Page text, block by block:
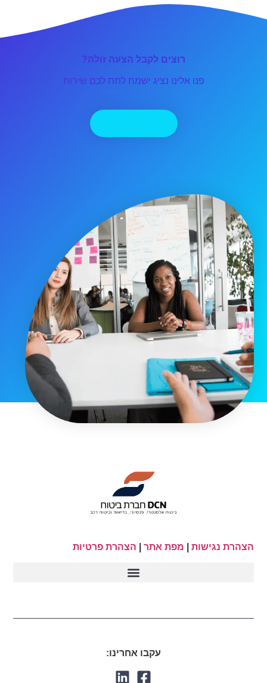
רוצים לקבל הצעה זולה?
פנו אלינו נציג ישמח לתת לכם שירות
הצהרת נגישות| מפת אתר| הצהרת פרטיות
עקבו אחרינו: